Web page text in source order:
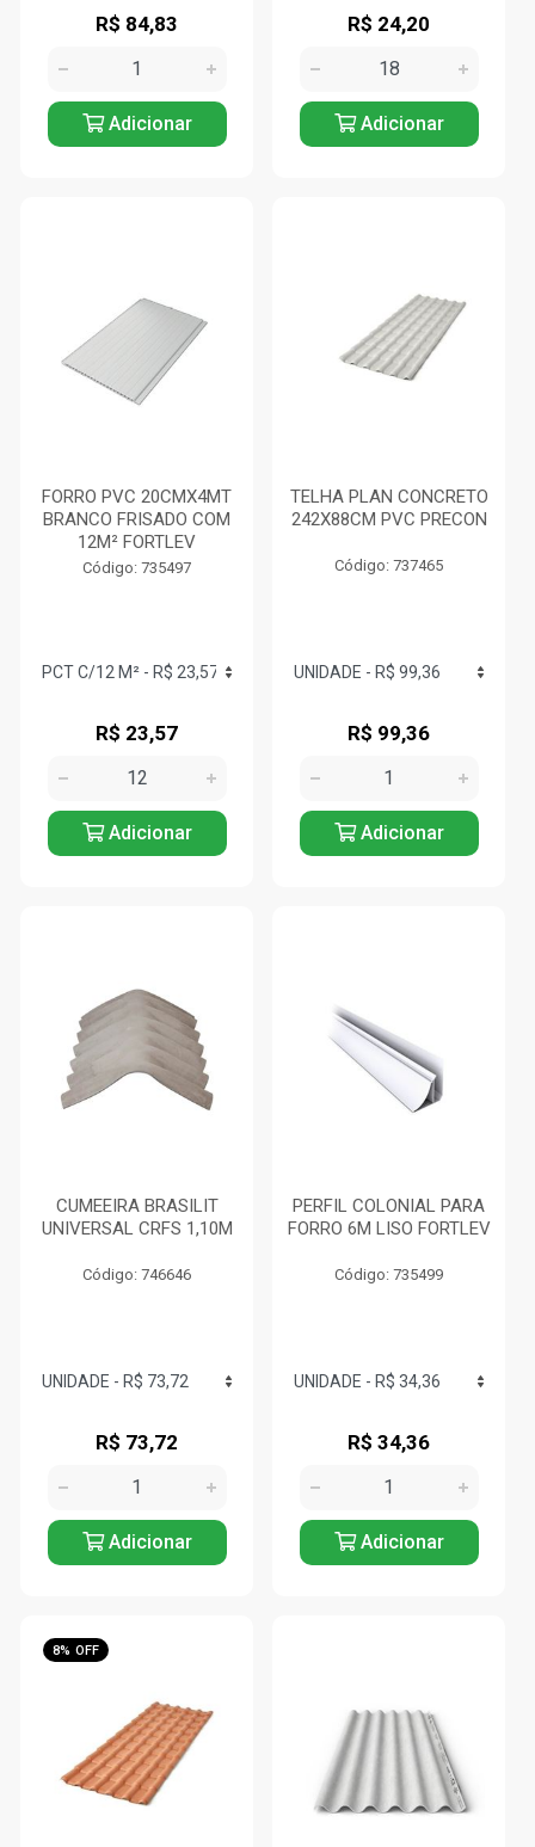
R$ 84,83
Adicionar
R$ 24,20
Adicionar
FORRO PVC 20CMX4MT
BRANCO FRISADO COM
12M² FORTLEV
Código: 735497
R$ 23,57
Adicionar
TELHA PLAN CONCRETO
242X88CM PVC PRECON
Código: 737465
R$ 99,36
Adicionar
CUMEEIRA BRASILIT
UNIVERSAL CRFS 1,10M
Código: 746646
R$ 73,72
Adicionar
PERFIL COLONIAL PARA
FORRO 6M LISO FORTLEV
Código: 735499
R$ 34,36
Adicionar
8% OFF